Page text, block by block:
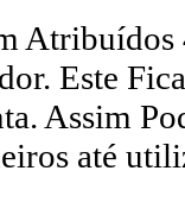
Este
Assim
até